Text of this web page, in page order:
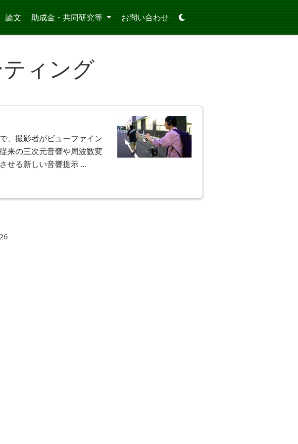
論文 助成金・共同研究等 お問い合わせ
ィング
、撮影者がビューファイン
来の三次元音響や周波数変
せる新しい音響提示 …